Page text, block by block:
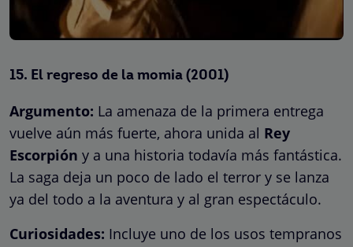
15. El regreso de la momia (2001)
Argumento: La amenaza de la primera entrega
vuelve aún más fuerte, ahora unida al Rey
Escorpión y a una historia todavía más fantástica.
La saga deja un poco de lado el terror y se lanza
ya del todo a la aventura y al gran espectáculo.
Curiosidades: Incluye uno de los usos tempranos